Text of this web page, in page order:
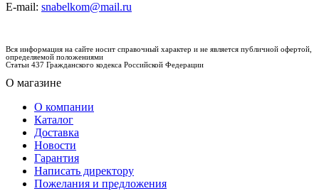
E-mail: snabelkom@mail.ru
Вся информация на сайте носит справочный характер и не является публичной офертой,
определяемой положениями
Статьи 437 Гражданского кодекса Российской Федерации
О магазине
О компании
Каталог
Доставка
Новости
Гарантия
Написать директору
Пожелания и предложения